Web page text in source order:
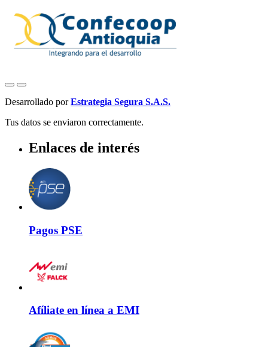
Desarrollado porEstrategia Segura S.A.S.
Tus datos se enviaron correctamente.
Enlaces de interés
Pagos PSE
Afíliate en línea a EMI